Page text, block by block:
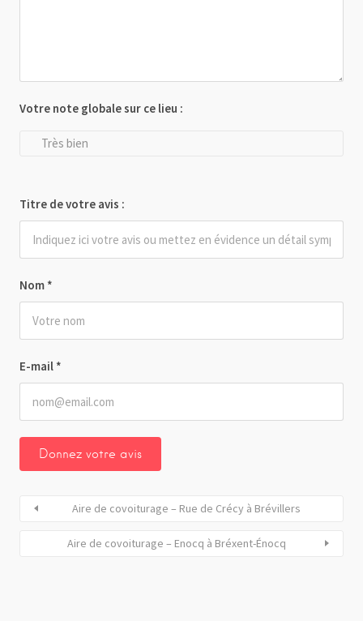
Nom *
E-mail *
Votre note globale sur ce lieu :
Très bien
Titre de votre avis :
Aire de covoiturage – Rue de Crécy à Brévillers
Aire de covoiturage – Enocq à Bréxent-Énocq